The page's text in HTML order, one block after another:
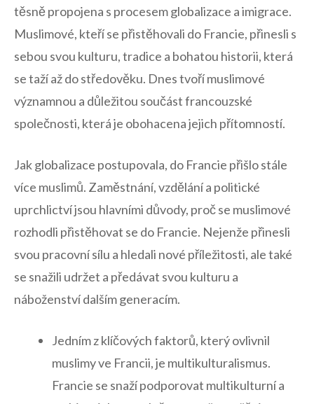
těsně propojena s procesem globalizace a imigrace.‌
Muslimové, kteří se přistěhovali do Francie, přinesli s
⁢sebou svou kulturu, tradice a bohatou historii,​ která
se taží až do‍ středověku. Dnes tvoří muslimové
významnou a důležitou součást francouzské
společnosti, která ​je obohacena jejich přítomností.
Jak ⁣globalizace postupovala, do ⁢Francie přišlo stále
více muslimů. Zaměstnání, vzdělání a politické
uprchlictví ⁢jsou hlavními důvody,⁤ proč se muslimové
rozhodli přistěhovat se⁣ do Francie.⁤ Nejenže‍ přinesli
svou pracovní sílu a hledali ‍nové příležitosti, ale⁣ také
se snažili udržet a předávat svou kulturu⁣ a
náboženství‌ dalším generacím.
Jedním z‌ klíčových faktorů, který ovlivnil
muslimy ​ve Francii,⁣ je multikulturalismus.
⁣Francie ⁣se snaží podporovat multikulturní a